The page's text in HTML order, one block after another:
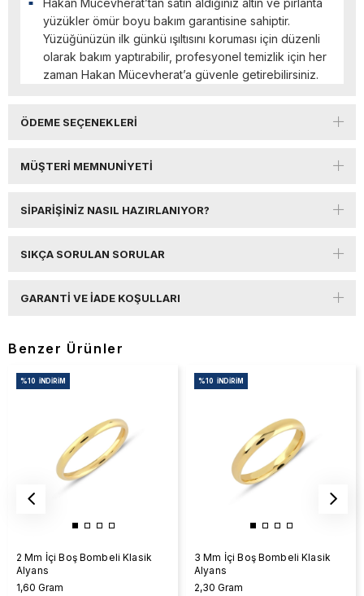
Hakan Mücevherat’tan satın aldığınız altın ve pırlanta
yüzükler ömür boyu bakım garantisine sahiptir.
Yüzüğünüzün ilk günkü ışıltısını koruması için düzenli
olarak bakım yaptırabilir, profesyonel temizlik için her
zaman Hakan Mücevherat’a güvenle getirebilirsiniz.
ÖDEME SEÇENEKLERI
MÜŞTERI MEMNUNIYETI
SIPARIŞINIZ NASIL HAZIRLANIYOR?
SIKÇA SORULAN SORULAR
GARANTI VE İADE KOŞULLARI
Benzer Ürünler
2 Mm İçi Boş Bombeli Klasik
Alyans
1,60 Gram
%10 İNDIRIM
3 Mm İçi Boş Bombeli Klasik
Alyans
2,30 Gram
%10 İNDIRIM